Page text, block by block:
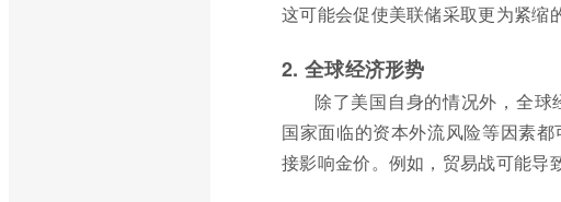
这可能会促使美联储采取更为紧缩
2. 全球经济形势
除了美国自身的情况外，全
国家面临的资本外流风险等因素
接影响金价。例如，贸易战可能导